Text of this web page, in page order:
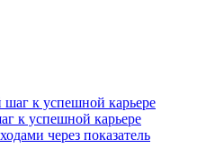
к успешной карьере